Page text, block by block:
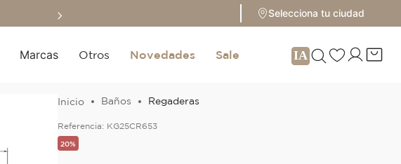
Selecciona tu ciudad
Marcas Otros Novedades Sale
Baños Regaderas
Referencia: KG25CR653
20%